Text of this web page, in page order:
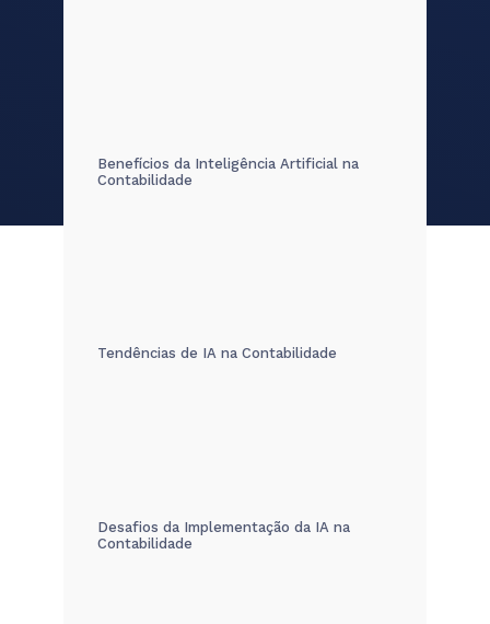
Benefícios da Inteligência Artificial na
Contabilidade
Tendências de IA na Contabilidade
Desafios da Implementação da IA na
Contabilidade